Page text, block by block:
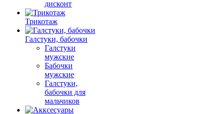
дисконт
Трикотаж
Галстуки, бабочки
Галстуки
мужские
Бабочки
мужские
Галстуки,
бабочки для
мальчиков